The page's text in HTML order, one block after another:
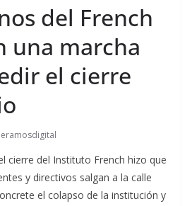
del French
una marcha
el cierre
cierre del Instituto French hizo que
y directivos salgan a la calle
el colapso de la institución y